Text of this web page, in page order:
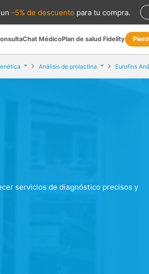
un -5% de descuento para tu compra.
Chat MédicoPlan de salud Fidelity
Análisis de prolactina Eurofins
servicios de diagnóstico precisos y